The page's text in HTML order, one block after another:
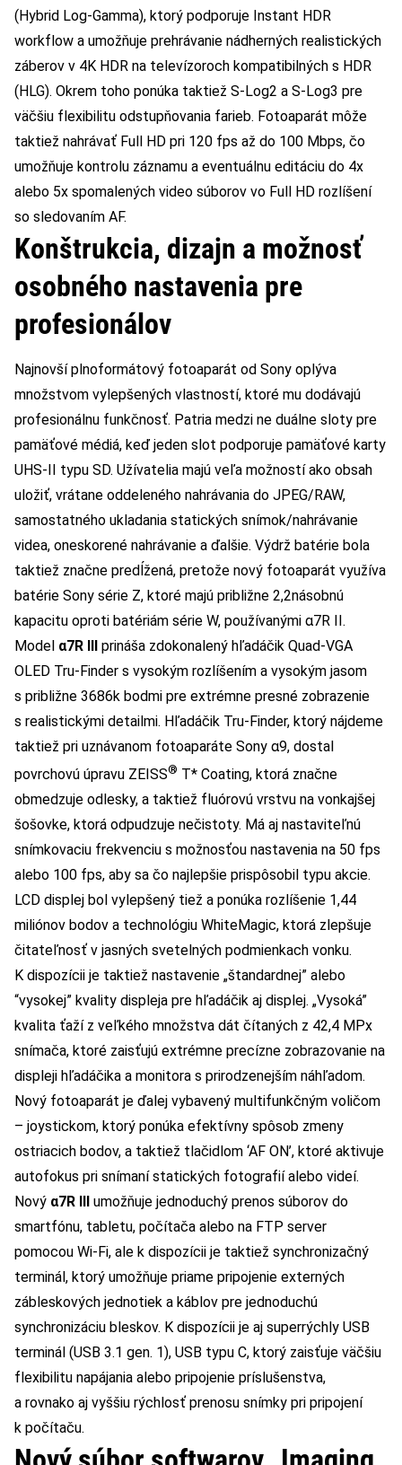
(Hybrid Log-Gamma), ktorý podporuje Instant HDR
workflow a umožňuje prehrávanie nádherných realistických
záberov v 4K HDR na televízoroch kompatibilných s HDR
(HLG). Okrem toho ponúka taktiež S-Log2 a S-Log3 pre
väčšiu flexibilitu odstupňovania farieb. Fotoaparát môže
taktiež nahrávať Full HD pri 120 fps až do 100 Mbps, čo
umožňuje kontrolu záznamu a eventuálnu editáciu do 4x
alebo 5x spomalených video súborov vo Full HD rozlíšení
so sledovaním AF.
Konštrukcia, dizajn a možnosť
osobného nastavenia pre
profesionálov
Najnovší plnoformátový fotoaparát od Sony oplýva
množstvom vylepšených vlastností, ktoré mu dodávajú
profesionálnu funkčnosť. Patria medzi ne duálne sloty pre
pamäťové médiá, keď jeden slot podporuje pamäťové karty
UHS-II typu SD. Užívatelia majú veľa možností ako obsah
uložiť, vrátane oddeleného nahrávania do JPEG/RAW,
samostatného ukladania statických snímok/nahrávanie
videa, oneskorené nahrávanie a ďalšie. Výdrž batérie bola
taktiež značne predĺžená, pretože nový fotoaparát využíva
batérie Sony série Z, ktoré majú približne 2,2násobnú
kapacitu oproti batériám série W, používanými α7R II.
Model α7R III prináša zdokonalený hľadáčik Quad-VGA
OLED Tru-Finder s vysokým rozlíšením a vysokým jasom
s približne 3686k bodmi pre extrémne presné zobrazenie
s realistickými detailmi. Hľadáčik Tru-Finder, ktorý nájdeme
taktiež pri uznávanom fotoaparáte Sony α9, dostal
povrchovú úpravu ZEISS® T* Coating, ktorá značne
obmedzuje odlesky, a taktiež fluórovú vrstvu na vonkajšej
šošovke, ktorá odpudzuje nečistoty. Má aj nastaviteľnú
snímkovaciu frekvenciu s možnosťou nastavenia na 50 fps
alebo 100 fps, aby sa čo najlepšie prispôsobil typu akcie.
LCD displej bol vylepšený tiež a ponúka rozlíšenie 1,44
miliónov bodov a technológiu WhiteMagic, ktorá zlepšuje
čitateľnosť v jasných svetelných podmienkach vonku.
K dispozícii je taktiež nastavenie „štandardnej” alebo
“vysokej” kvality displeja pre hľadáčik aj displej. „Vysoká”
kvalita ťaží z veľkého množstva dát čítaných z 42,4 MPx
snímača, ktoré zaisťujú extrémne precízne zobrazovanie na
displeji hľadáčika a monitora s prirodzenejším náhľadom.
Nový fotoaparát je ďalej vybavený multifunkčným voličom
– joystickom, ktorý ponúka efektívny spôsob zmeny
ostriacich bodov, a taktiež tlačidlom ‘AF ON’, ktoré aktivuje
autofokus pri snímaní statických fotografií alebo videí.
Nový α7R III
umožňuje jednoduchý prenos súborov do
smartfónu, tabletu, počítača alebo na FTP server
pomocou Wi-Fi, ale k dispozícii je taktiež synchronizačný
terminál, ktorý umožňuje priame pripojenie externých
zábleskových jednotiek a káblov pre jednoduchú
synchronizáciu bleskov. K dispozícii je aj superrýchly USB
terminál (USB 3.1 gen. 1), USB typu C, ktorý zaisťuje väčšiu
flexibilitu napájania alebo pripojenie príslušenstva,
a rovnako aj vyššiu rýchlosť prenosu snímky pri pripojení
k počítaču.